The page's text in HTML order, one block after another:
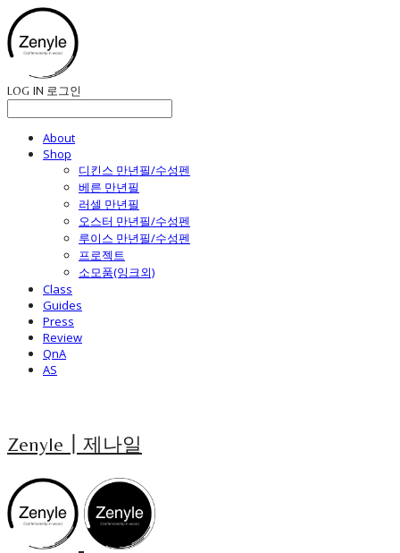
LOG IN 로그인
About
Shop
디킨스 만년필/수성펜
베른 만년필
러셀 만년필
오스터 만년필/수성펜
루이스 만년필/수성펜
프로젝트
소모품(잉크외)
Class
Guides
Press
Review
QnA
AS
Zenyle┃제나일